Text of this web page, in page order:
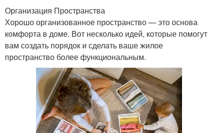
Организация Пространства
Хорошо организованное пространство — это основа
комфорта в доме. Вот несколько идей, которые помогут
вам создать порядок и сделать ваше жилое
пространство более функциональным.